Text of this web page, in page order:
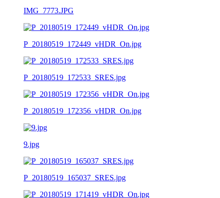
IMG_7773.JPG
P_20180519_172449_vHDR_On.jpg
P_20180519_172533_SRES.jpg
P_20180519_172356_vHDR_On.jpg
9.jpg
P_20180519_165037_SRES.jpg